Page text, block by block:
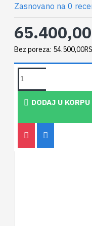
Zasnovano na 0
Bez poreza:
DODAJ U KORPU
PEOPLE ALSO BOUGHT